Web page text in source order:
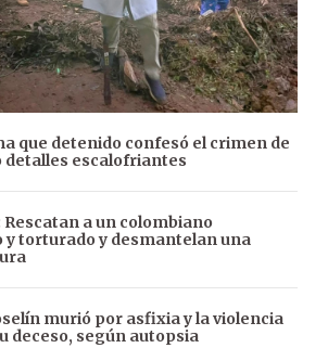
que detenido confesó el crimen de
detalles escalofriantes
Rescatan a un colombiano
y torturado y desmantelan una
murió por asfixia y la violencia
deceso, según autopsia